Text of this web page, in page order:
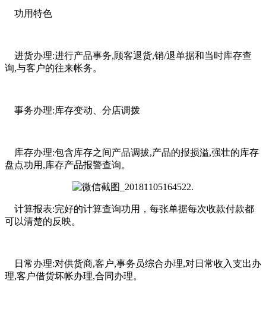
功用特色
进货办理:进行产品事务,顾客退货,销/退单据和当时库存查
询,与客户的往来帐务。
事务办理:库存变动、分店调拨
库存办理:包含库存之间产品调拔,产品的报损溢,强壮的库存
盘点功用,库存产品报警查询。
计算报表:完好的计算查询功用，每张单据每次收款付款都
可以清楚的反映。
日常办理:对供货商,客户,事务员综合办理,对日常收入支出办
理,客户借货坏帐办理,合同办理。